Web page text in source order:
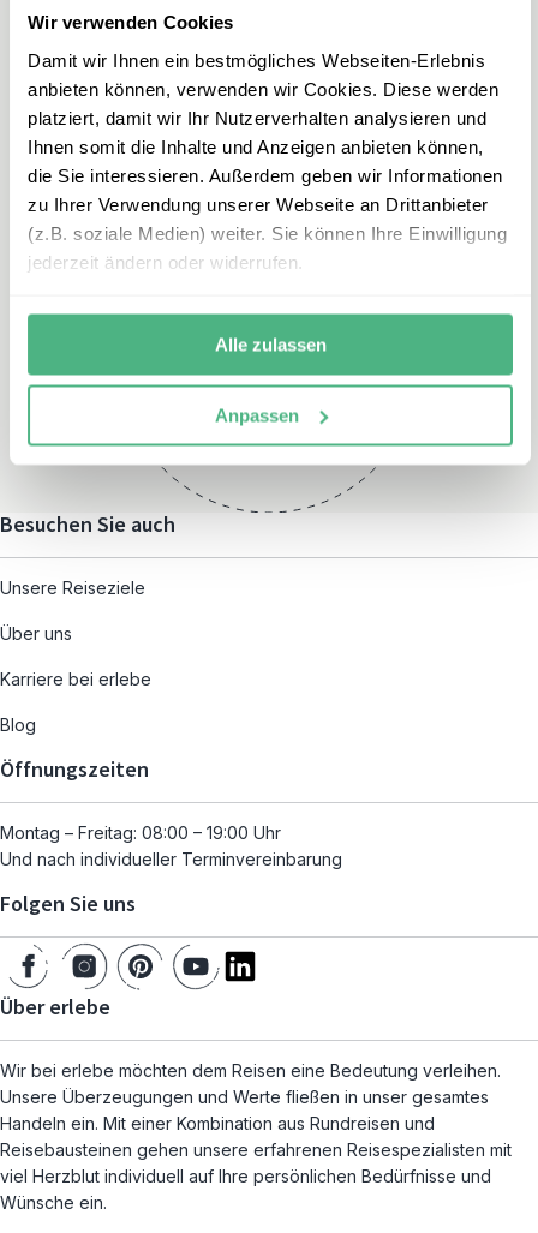
Wir verwenden Cookies
Damit wir Ihnen ein bestmögliches Webseiten-Erlebnis
anbieten können, verwenden wir Cookies. Diese werden
platziert, damit wir Ihr Nutzerverhalten analysieren und
Ihnen somit die Inhalte und Anzeigen anbieten können,
die Sie interessieren. Außerdem geben wir Informationen
zu Ihrer Verwendung unserer Webseite an Drittanbieter
(z.B. soziale Medien) weiter. Sie können Ihre Einwilligung
jederzeit ändern oder widerrufen.
Alle zulassen
Anpassen
E-Mail
argentinien@erlebe.de
Montag – Freitag:
und nach individueller
Terminvereinbarung
Besuchen Sie auch
Unsere Reiseziele
Über uns
Karriere bei erlebe
Blog
Öffnungszeiten
Montag – Freitag: 08:00 – 19:00 Uhr
Und nach individueller Terminvereinbarung
Folgen Sie uns
Über erlebe
Wir bei erlebe möchten dem Reisen eine Bedeutung verleihen.
Unsere Überzeugungen und Werte fließen in unser gesamtes
Handeln ein. Mit einer Kombination aus Rundreisen und
Reisebausteinen gehen unsere erfahrenen Reisespezialisten mit
viel Herzblut individuell auf Ihre persönlichen Bedürfnisse und
Wünsche ein.